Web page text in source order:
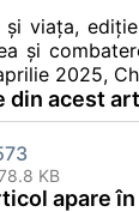
și viața,
şi
2025,
din acest
KB
apare